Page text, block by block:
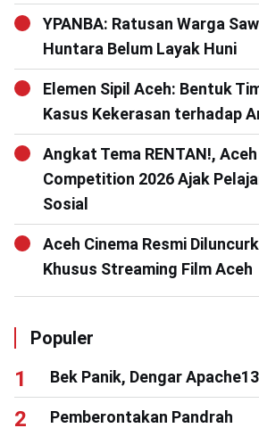
YPANBA: Ratusan Warga
Huntara Belum Layak Huni
Elemen Sipil Aceh: Bentuk
Kasus Kekerasan terhadap
Angkat Tema RENTAN!,
Competition 2026 Ajak
Sosial
Aceh Cinema Resmi
Khusus Streaming Film Aceh
Populer
Bek Panik, Dengar Apache13
Pemberontakan Pandrah